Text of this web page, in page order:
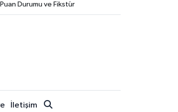
Puan Durumu ve Fikstür
İletişim